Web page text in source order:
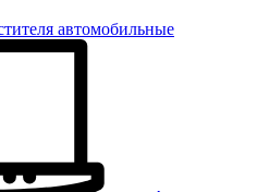
автомобильные